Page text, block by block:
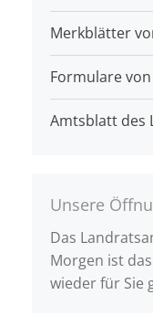
Merkblätter
Formulare von
Amtsblatt des
Unsere
Das
Morgen ist
wieder für Sie